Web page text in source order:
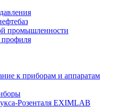
промышленности
профиля
к приборам и аппаратам
Розенталя EXIMLAB